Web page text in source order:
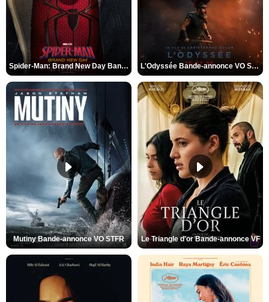
Spider-Man: Brand New Day Bande-annonce VO STFR L'Odyssée Bande-annonce VO STFR
Mutiny Bande-annonce VO STFR Le Triangle d'or Bande-annonce VF